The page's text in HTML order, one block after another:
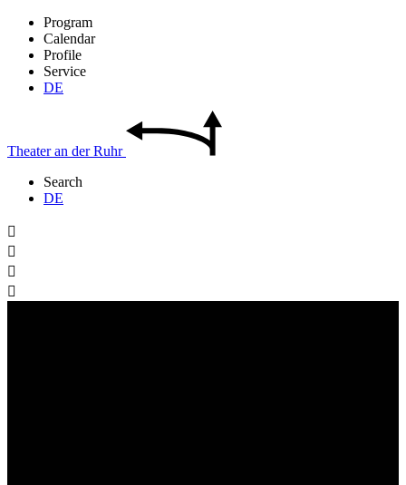
Program
Calendar
Profile
Service
DE
Theateran derRuhr
Search
DE



